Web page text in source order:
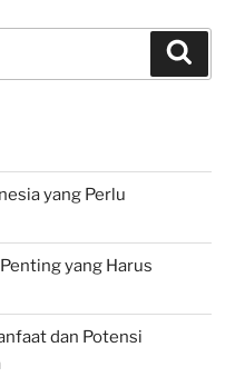
yang Perlu
yang Harus
dan Potensi